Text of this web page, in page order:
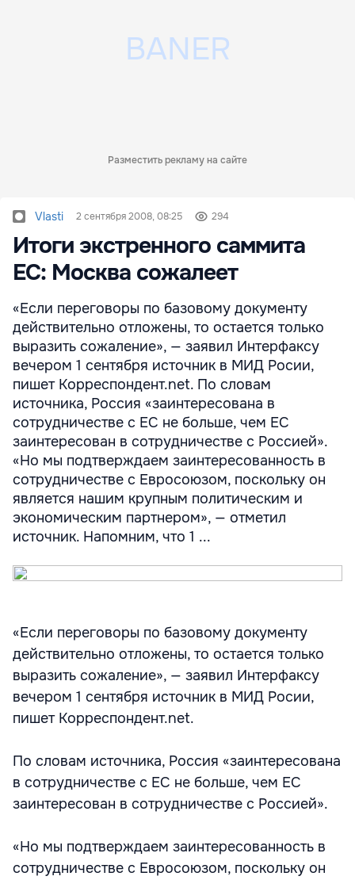
Разместить рекламу на сайте
Vlasti 2 сентября 2008, 08:25 294
Итоги экстренного саммита
ЕС: Москва сожалеет
«Если переговоры по базовому документу
действительно отложены, то остается только
выразить сожаление», — заявил Интерфаксу
вечером 1 сентября источник в МИД Росии,
пишет Корреспондент.net. По словам
источника, Россия «заинтересована в
сотрудничестве с ЕС не больше, чем ЕС
заинтересован в сотрудничестве с Россией».
«Но мы подтверждаем заинтересованность в
сотрудничестве с Евросоюзом, поскольку он
является нашим крупным политическим и
экономическим партнером», — отметил
источник. Напомним, что 1 ...
«Если переговоры по базовому документу
действительно отложены, то остается только
выразить сожаление», — заявил Интерфаксу
вечером 1 сентября источник в МИД Росии,
пишет Корреспондент.net.
По словам источника, Россия «заинтересована
в сотрудничестве с ЕС не больше, чем ЕС
заинтересован в сотрудничестве с Россией».
«Но мы подтверждаем заинтересованность в
сотрудничестве с Евросоюзом, поскольку он